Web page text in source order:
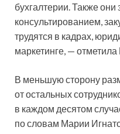
бухгалтерии. Также
консультированием,
трудятся в кадрах,
маркетинге, —
В меньшую сторону
от остальных
в каждом десятом
по словам Марии